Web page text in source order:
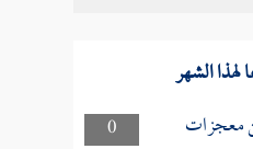
لهذا الشهر
0 معجزات